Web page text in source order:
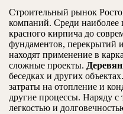
Строительный рынок
компаний. Среди наиболее
красного кирпича до
фундаментов, перекрытий
находят применение в
сложные проекты.
беседках и других
затраты на отопление и
другие процессы. Наряду
легкостью и